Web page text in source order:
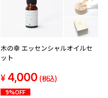
木の幸 エッセンシャルオイルセ
ット
4,000 (税込)
9%OFF